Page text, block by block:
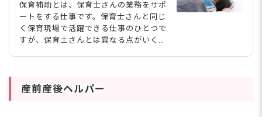
保育補助とは、保育士さんの業務をサポ
ートをする仕事です。保育士さんと同じ
く保育現場で活躍できる仕事のひとつで
すが、保育士さんとは異なる点がいくつ
な仕事内容や保育補助がやってはいけな
産前産後ヘルパー